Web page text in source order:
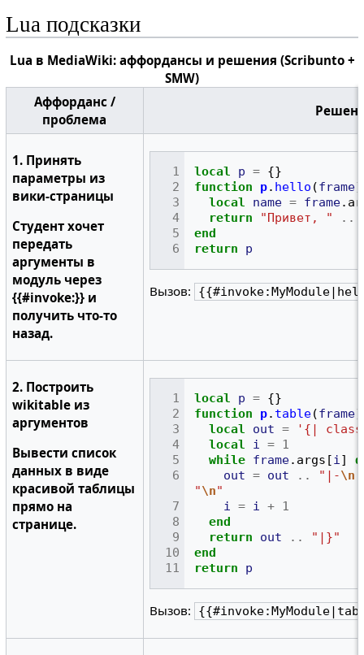
Lua подсказки
Lua в MediaWiki: аффордансы и решения (Scribunto +
SMW)
Аффорданс /
проблема
1. Принять
параметры из
вики-страницы
Студент хочет
передать
аргументы в
модуль через
{{#invoke:}} и
получить что-то
назад.
local p = {}
function
p. hello (frame)
local
name = frame.
return
"Привет, " ..
end
return
p
Вызов:
2. Построить
wikitable из
аргументов
Вывести список
данных в виде
красивой таблицы
прямо на
странице.
local p = {}
function
p. table(frame)
local
out =
'{|
local
i = 1
while frame. args [i]
out = out .. "|-\n
"\n"
i = i + 1
end
return
out ..
"|}"
end
return
p
Вызов: